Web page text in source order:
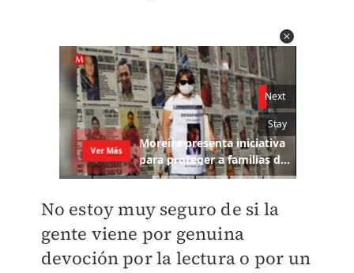
No estoy muy seguro de si la
gente viene por genuina
devoción por la lectura o por un